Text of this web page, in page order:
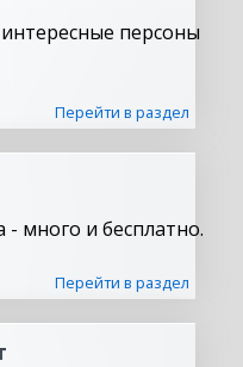
персоны
Перейти в раздел
- много и бесплатно.
Перейти в раздел